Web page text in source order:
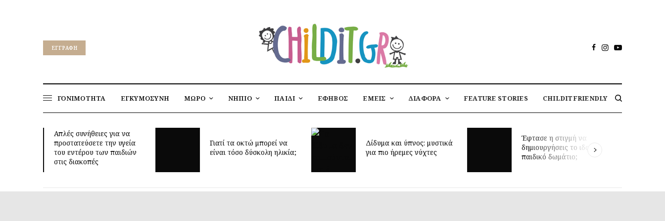
EΓΓΡΑΦΉ
ΓΟΝΙΜΟΤΗΤΑ ΕΓΚΥΜΟΣΥΝΗ ΜΩΡΟ ΝΗΠΙΟ ΠΑΙΔΙ ΕΦΗΒΟΣ ΕΜΕΙΣ ΔΙΑΦΟΡΑ FEATURE STORIES CHILDITFRIENDLY
Γιατί τα οκτώ μπορεί να
είναι τόσο δύσκολη ηλικία;
Δίδυμα και ύπνος: μυστικά
για πιο ήρεμες νύχτες
Έφτασε η στιγμή να
δημιουργήσεις το ιδανικό
παιδικό δωμάτιο;
Μαθήματα κολύμβησης για
βρέφη και πρώιμη κινητική
ανάπτυξη: τι δείχνει νέα
έρευνα